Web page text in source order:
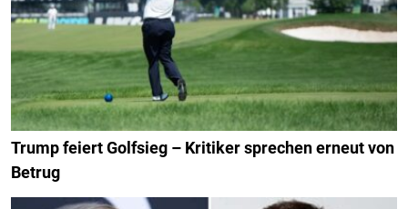
Trump feiert Golfsieg – Kritiker sprechen erneut von
Betrug